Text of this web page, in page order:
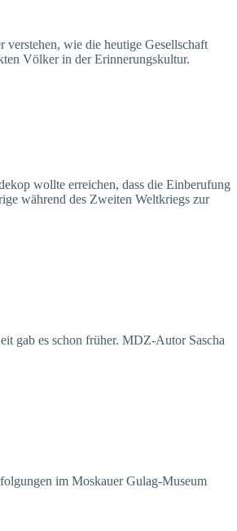
wie die heutige Gesellschaft
Völker in der Erinnerungskultur.
wollte erreichen, dass die Einberufung
während des Zweiten Weltkriegs zur
gab es schon früher. MDZ-Autor Sascha
im Moskauer Gulag-Museum